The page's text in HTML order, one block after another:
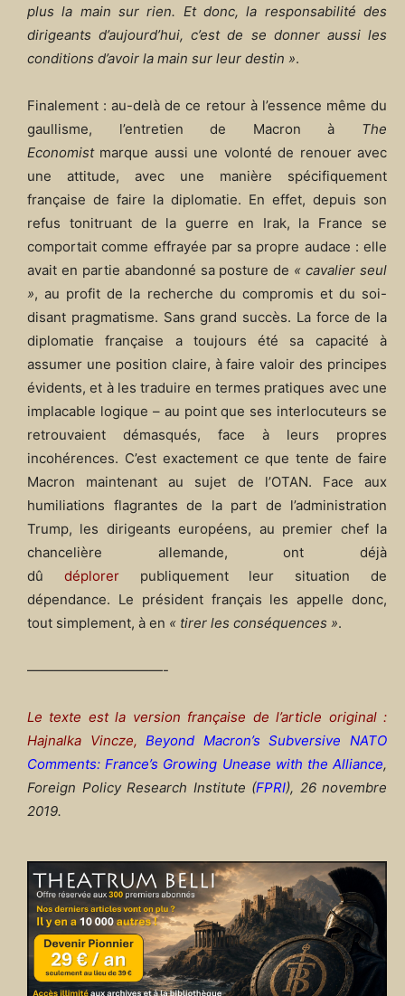
plus la main sur rien. Et donc, la responsabilité des
dirigeants d’aujourd’hui, c’est de se donner aussi les
conditions d’avoir la main sur leur destin ».
Finalement : au-delà de ce retour à l’essence même du
gaullisme, l’entretien de Macron à The
Economistmarque aussi une volonté de renouer avec
une attitude, avec une manière spécifiquement
française de faire la diplomatie. En effet, depuis son
refus tonitruant de la guerre en Irak, la France se
comportait comme effrayée par sa propre audace : elle
avait en partie abandonné sa posture de « cavalier seul
», au profit de la recherche du compromis et du soi-
disant pragmatisme. Sans grand succès. La force de la
diplomatie française a toujours été sa capacité à
assumer une position claire, à faire valoir des principes
évidents, et à les traduire en termes pratiques avec une
implacable logique – au point que ses interlocuteurs se
retrouvaient démasqués, face à leurs propres
incohérences. C’est exactement ce que tente de faire
Macron maintenant au sujet de l’OTAN. Face aux
humiliations flagrantes de la part de l’administration
Trump, les dirigeants européens, au premier chef la
chancelière allemande, ont déjà
dû déplorerpubliquement leur situation de
dépendance. Le président français les appelle donc,
tout simplement, à en « tirer les conséquences ».
——————————-
Le texte est la version française de l’article original :
Hajnalka Vincze, Beyond Macron’s Subversive NATO
Comments: France’s Growing Unease with the Alliance,
Foreign Policy Research Institute (FPRI), 26 novembre
2019.